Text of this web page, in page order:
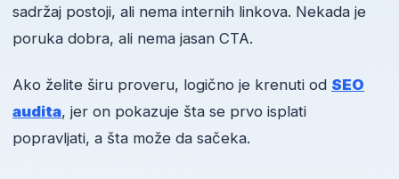
sadržaj postoji, ali nema internih linkova. Nekada je
poruka dobra, ali nema jasan CTA.
Ako želite širu proveru, logično je krenuti od SEO
audita, jer on pokazuje šta se prvo isplati
popravljati, a šta može da sačeka.